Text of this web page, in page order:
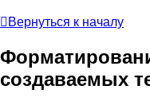
Вернуться к началу
создаваемых